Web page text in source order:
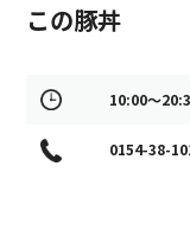
この豚丼
10:00～
0154-38-